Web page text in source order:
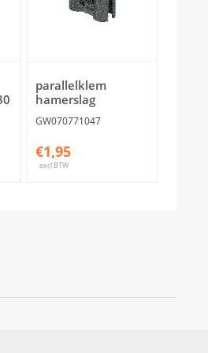
parallelklem
hamerslag
GW070771047
€1,95
excl.BTW